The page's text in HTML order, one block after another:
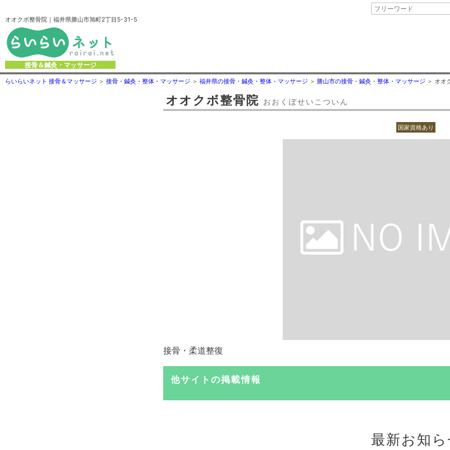
オオクボ整骨院｜福井県勝山市旭町2丁目5-31-5
接骨＆鍼灸・マッサージ
らいらいネット 接骨＆マッサージ 接骨・鍼灸・整体・マッサージ 福井県の接骨・鍼灸・整体・マッサージ 勝山市の接骨・鍼灸・整体・マッサージ オオ
オオクボ整骨院 おおくぼせいこついん
国家資格あり
接骨・柔道整復
他サイトの掲載情報
最新お知